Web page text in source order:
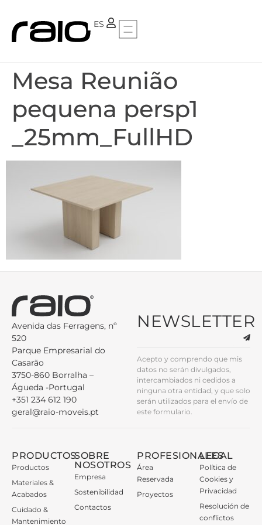
ES
PT
Mesa Reunião
pequena persp1
_25mm_FullHD
Avenida das Ferragens, nº
520
Parque Empresarial do
Casarão
3750-860 Borralha –
Águeda -Portugal
+351 234 612 190
geral@raio-moveis.pt
NEWSLETTER
Acepto y comprendo que mis
datos no serán divulgados,
intercambiados ni cedidos a
ninguna otra entidad, y que solo
serán utilizados para el envío de
este formulario.
PRODUCTOS
Productos
Materiales &
Acabados
Cuidado &
Mantenimiento
SOBRE
NOSOTROS
Empresa
Sostenibilidad
Contactos
PROFESIONALES
Área
Reservada
Proyectos
LEGAL
Política de
Cookies y
Privacidad
Resolución de
conflictos